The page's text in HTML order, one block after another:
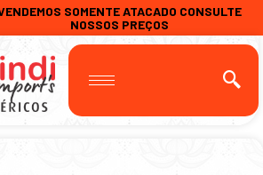
SOMENTE ATACADO CONSULTE
NOSSOS PREÇOS